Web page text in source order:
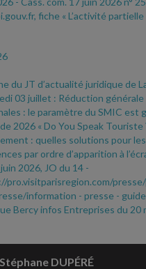
fiche « L’activité
du JT d’actualité juridique de
03 juillet : Réduction
: le paramètre du SMIC est
2026 « Do You Speak
: quelles solutions pour
par ordre d’apparition à
2026, JO du 14 -
pro.visitparisregion.com/
information - presse - guide
Bercy infos Entreprises du 20
DUPÉRÉ